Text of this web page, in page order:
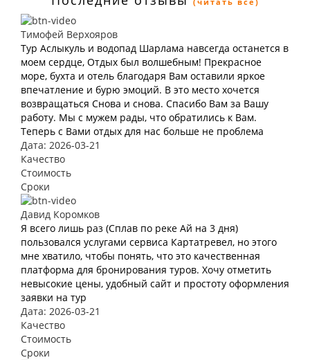
Тимофей Верхояров
Тур Аслыкуль и водопад Шарлама навсегда останется в
моем сердце, Отдых был волшебным! Прекрасное
море, бухта и отель благодаря Вам оставили яркое
впечатление и бурю эмоций. В это место хочется
возвращаться Снова и снова. Спасибо Вам за Вашу
работу. Мы с мужем рады, что обратились к Вам.
Теперь с Вами отдых для нас больше не проблема
Дата: 2026-03-21
Качество
Стоимость
Сроки
Давид Коромков
Я всего лишь раз (Сплав по реке Ай на 3 дня)
пользовался услугами сервиса Картатревел, но этого
мне хватило, чтобы понять, что это качественная
платформа для бронирования туров. Хочу отметить
невысокие цены, удобный сайт и простоту оформления
заявки на тур
Дата: 2026-03-21
Качество
Стоимость
Сроки